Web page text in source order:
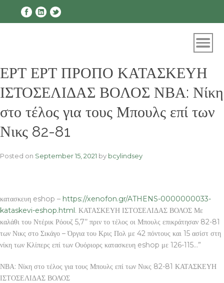
ΕΡΤ ΕΡΤ ΠΡΟΠΟ ΚΑΤΑΣΚΕΥΗ
ΙΣΤΟΣΕΛΙΔΑΣ ΒΟΛΟΣ ΝΒΑ: Νίκη
στο τέλος για τους Μπουλς επί των
Νικς 82-81
Posted on September 15, 2021 by bcylindsey
κατασκευη eshop – https://xenofon.gr/ATHENS-0000000033-
kataskevi-eshop.html. ΚΑΤΑΣΚΕΥΗ ΙΣΤΟΣΕΛΙΔΑΣ ΒΟΛΟΣ Με
καλάθι του Ντέρικ Ρόουζ 5,7’’ πριν το τέλος οι Μπουλς επικράτησαν 82-81
των Νικς στο Σικάγο – Όργια του Κρις Πολ με 42 πόντους και 15 ασίστ στη
νίκη των Κλίπερς επί των Ουόριορς κατασκευη eshop με 126-115…”
ΝΒΑ: Νίκη στο τέλος για τους Μπουλς επί των Νικς 82-81 ΚΑΤΑΣΚΕΥΗ
ΙΣΤΟΣΕΛΙΔΑΣ ΒΟΛΟΣ